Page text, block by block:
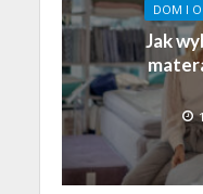
DOM I
Jak